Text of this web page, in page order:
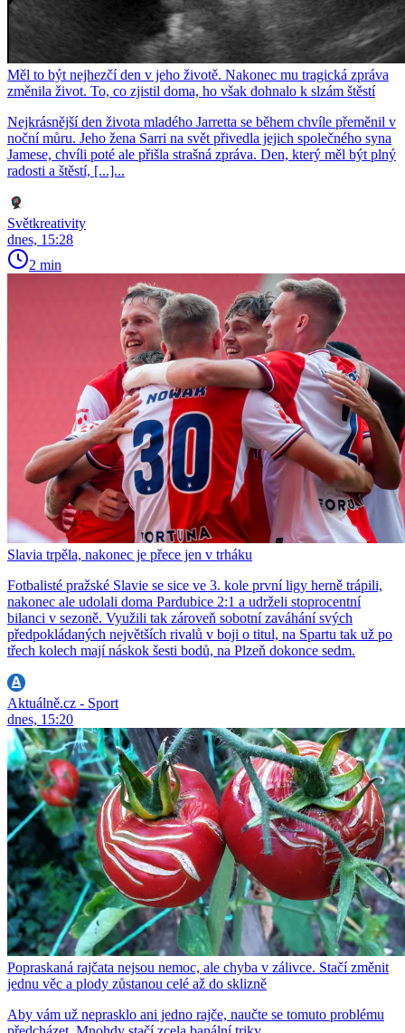
Měl to být nejhezčí den v jeho životě. Nakonec mu tragická zpráva
změnila život. To, co zjistil doma, ho však dohnalo k slzám štěstí
Nejkrásnější den života mladého Jarretta se během chvíle přeměnil v
noční můru. Jeho žena Sarri na svět přivedla jejich společného syna
Jamese, chvíli poté ale přišla strašná zpráva. Den, který měl být plný
radosti a štěstí, [...]...
Světkreativity
dnes, 15:28
2 min
Slavia trpěla, nakonec je přece jen v trháku
Fotbalisté pražské Slavie se sice ve 3. kole první ligy herně trápili,
nakonec ale udolali doma Pardubice 2:1 a udrželi stoprocentní
bilanci v sezoně. Využili tak zároveň sobotní zaváhání svých
předpokládaných největších rivalů v boji o titul, na Spartu tak už po
třech kolech mají náskok šesti bodů, na Plzeň dokonce sedm.
Aktuálně.cz - Sport
dnes, 15:20
Popraskaná rajčata nejsou nemoc, ale chyba v zálivce. Stačí změnit
jednu věc a plody zůstanou celé až do sklizně
Aby vám už neprasklo ani jedno rajče, naučte se tomuto problému